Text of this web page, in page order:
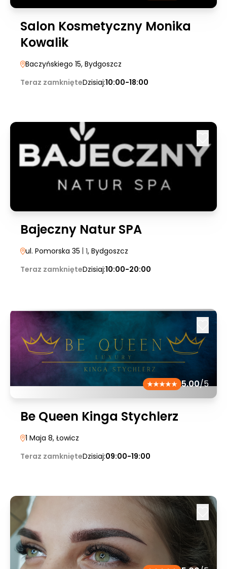
Salon Kosmetyczny Monika
Kowalik
Baczyńskiego 15, Bydgoszcz
Teraz zamknięteDzisiaj:10:00-18:00
Bajeczny Natur SPA
ul. Pomorska 35 | 1, Bydgoszcz
Teraz zamknięteDzisiaj:10:00-20:00
5.00/5
Be Queen Kinga Stychlerz
1 Maja 8, Łowicz
Teraz zamknięteDzisiaj:09:00-19:00